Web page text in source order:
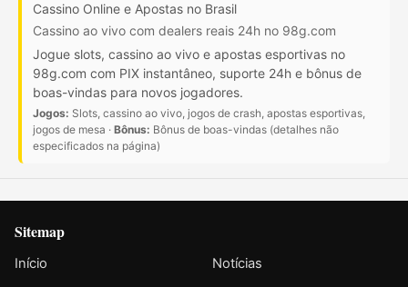
Cassino Online e Apostas no Brasil
Cassino ao vivo com dealers reais 24h no 98g.com
Jogue slots, cassino ao vivo e apostas esportivas no
98g.com com PIX instantâneo, suporte 24h e bônus de
boas-vindas para novos jogadores.
Jogos: Slots, cassino ao vivo, jogos de crash, apostas esportivas,
jogos de mesa · Bônus: Bônus de boas-vindas (detalhes não
especificados na página)
Sitemap
Início Notícias